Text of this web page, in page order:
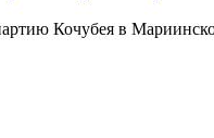
Кочубея в